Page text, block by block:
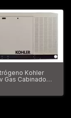
Kohler
Gas Cabinado